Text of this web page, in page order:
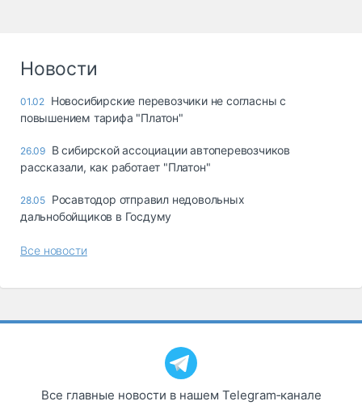
Новости
01.02 Новосибирские перевозчики не согласны с
повышением тарифа "Платон"
26.09 В сибирской ассоциации автоперевозчиков
рассказали, как работает "Платон"
28.05 Росавтодор отправил недовольных
дальнобойщиков в Госдуму
Все новости
Все главные новости в нашем Telegram‑канале